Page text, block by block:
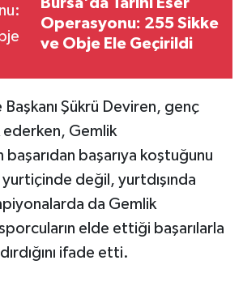
Operasyonu: 255 Sikke
ve Obje Ele Geçirildi
Şükrü Deviren, genç
Gemlik
başarıdan başarıya koştuğunu
değil, yurtdışında
da Gemlik
elde ettiği başarılarla
ifade etti.